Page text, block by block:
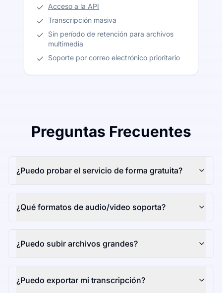
Acceso a la API
Transcripción masiva
Sin período de retención para archivos
multimedia
Soporte por correo electrónico prioritario
Preguntas Frecuentes
¿Puedo probar el servicio de forma gratuita?
¿Qué formatos de audio/video soporta?
¿Puedo subir archivos grandes?
¿Puedo exportar mi transcripción?